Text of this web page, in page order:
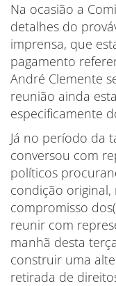
Na ocasião a
detalhes do
imprensa, que
pagamento
André Clemente
reunião ainda
especificamente
Já no período da
conversou com
políticos
condição
compromisso
reunir com
manhã desta
construir uma
retirada de